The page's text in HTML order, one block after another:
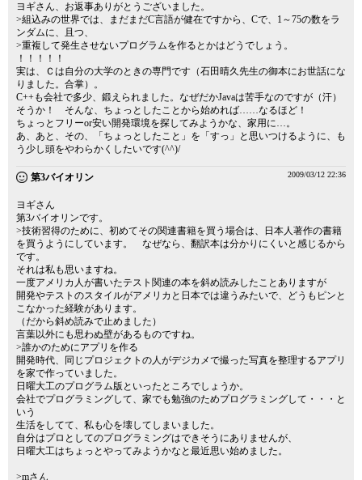
ヨギさん、お返事ありがとうございました。
>組込みの世界では、まだまだC言語が健在ですから、Cで、1～75の数をラ
ンダムに、且つ、
>重複して発生させないプログラムを作るとかはどうでしょう。
！！！！！
実は、Ｃは自分の大学のときの専門です（石田晴久先生の御本にお世話にな
りました。合掌）。
C++も会社で多少、鍛えられました。なぜだかJavaは苦手なのですが（汗）
そうか！ そんな、ちょっとしたことから始めれば……なるほど！
ちょっとフリーor安い開発環境を探してみようかな、家用に…。
あ、あと、その、「ちょっとしたこと」を「すっ」と思いつけるように、も
う少し頭をやわらかくしたいです(^^)/
第3バイオリン 2009/03/12 22:36
ヨギさん
第3バイオリンです。
>技術習得のために、初めてその関連書籍を買う場合は、日本人著作の書籍
を買うようにしています。 なぜなら、翻訳本は分かりにくいと感じるから
です。
それは私も思いますね。
一度アメリカ人が書いたテスト関連の本を斜め読みしたことありますが
開発やテストのスタイルがアメリカと日本では違うみたいで、どうもピンと
こなかった経験があります。
（だから斜め読みで止めました）
言葉以外にも思わぬ壁があるものですね。
>誰かのためにアプリを作る
開発時代、同じプロジェクトの人がデジカメで撮った写真を整理するアプリ
を家で作っていました。
日曜大工のプログラム版といったところでしょうか。
会社でプログラミングして、家でも勉強のためプログラミングして・・・と
いう
生活をしてて、私も心を壊してしまいました。
自分はプロとしてのプログラミングはできそうにありませんが、
日曜大工はちょっとやってみようかなと最近思い始めました。
>mさん